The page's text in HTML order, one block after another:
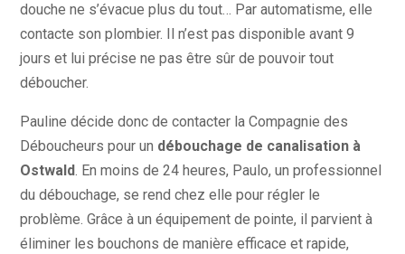
douche ne s’évacue plus du tout… Par automatisme, elle
contacte son plombier. Il n’est pas disponible avant 9
jours et lui précise ne pas être sûr de pouvoir tout
déboucher.
Pauline décide donc de contacter la Compagnie des
Déboucheurs pour un débouchage de canalisation à
Ostwald. En moins de 24 heures, Paulo, un professionnel
du débouchage, se rend chez elle pour régler le
problème. Grâce à un équipement de pointe, il parvient à
éliminer les bouchons de manière efficace et rapide,